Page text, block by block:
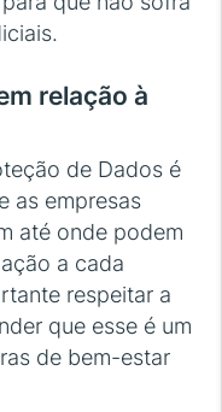
relação à
de Dados é
as empresas
até onde podem
a cada
respeitar a
que esse é um
de bem-estar